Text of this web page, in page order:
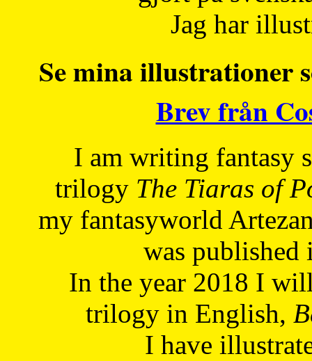
Jag har
Se mina illustrationer
Brev från
I am writing fantasy
trilogy The Tiaras of
my fantasyworld
was published
In the year 2018 I
trilogy in English,
I have